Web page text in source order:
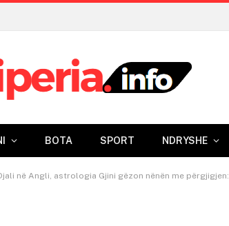
BOTA SPORT NDRYSHE
në Angli, astrologia Gjini gëzon nënën me